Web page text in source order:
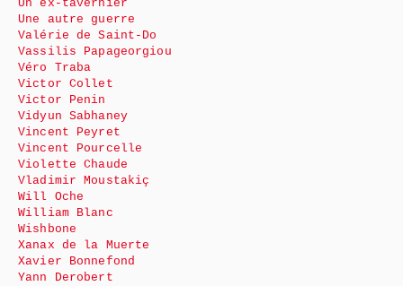
Un ex-tavernier
Une autre guerre
Valérie de Saint-Do
Vassilis Papageorgiou
Véro Traba
Victor Collet
Victor Penin
Vidyun Sabhaney
Vincent Peyret
Vincent Pourcelle
Violette Chaude
Vladimir Moustakiç
Will Oche
William Blanc
Wishbone
Xanax de la Muerte
Xavier Bonnefond
Yann Derobert